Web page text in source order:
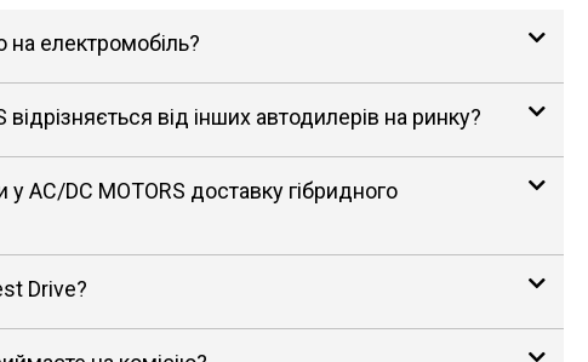
на електромобіль?
від інших автодилерів на ринку?
AC/DC MOTORS доставку гібридного
Drive?